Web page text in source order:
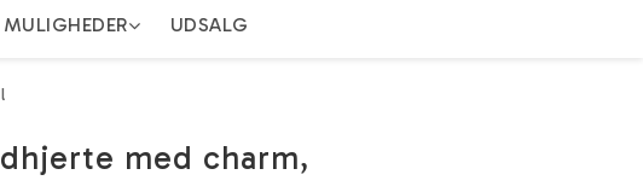
UDSALG
med charm,